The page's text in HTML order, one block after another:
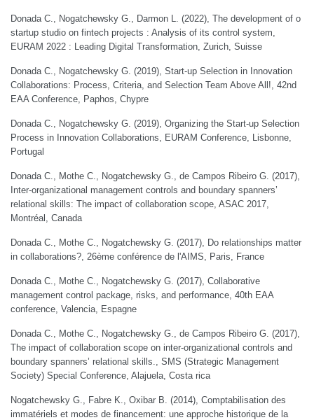
Donada C., Nogatchewsky G., Darmon L. (2022), The development of o
startup studio on fintech projects : Analysis of its control system,
EURAM 2022 : Leading Digital Transformation, Zurich, Suisse
Donada C., Nogatchewsky G. (2019), Start-up Selection in Innovation
Collaborations: Process, Criteria, and Selection Team Above All!, 42nd
EAA Conference, Paphos, Chypre
Donada C., Nogatchewsky G. (2019), Organizing the Start-up Selection
Process in Innovation Collaborations, EURAM Conference, Lisbonne,
Portugal
Donada C., Mothe C., Nogatchewsky G., de Campos Ribeiro G. (2017),
Inter-organizational management controls and boundary spanners’
relational skills: The impact of collaboration scope, ASAC 2017,
Montréal, Canada
Donada C., Mothe C., Nogatchewsky G. (2017), Do relationships matter
in collaborations?, 26ème conférence de l'AIMS, Paris, France
Donada C., Mothe C., Nogatchewsky G. (2017), Collaborative
management control package, risks, and performance, 40th EAA
conference, Valencia, Espagne
Donada C., Mothe C., Nogatchewsky G., de Campos Ribeiro G. (2017),
The impact of collaboration scope on inter-organizational controls and
boundary spanners’ relational skills., SMS (Strategic Management
Society) Special Conference, Alajuela, Costa rica
Nogatchewsky G., Fabre K., Oxibar B. (2014), Comptabilisation des
immatériels et modes de financement: une approche historique de la